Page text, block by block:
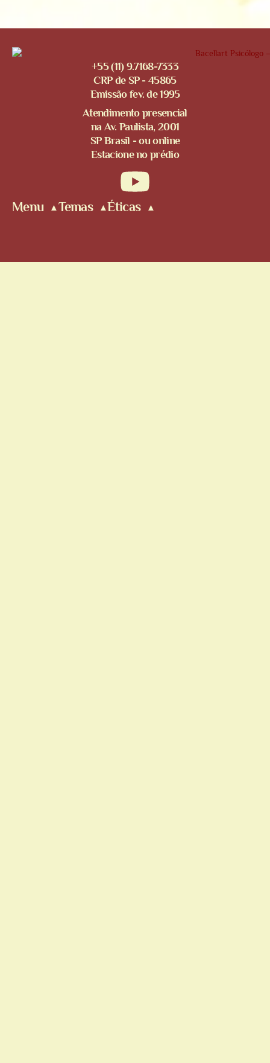
+55 (11) 9.7168-7333
CRP de SP - 45865
Emissão fev. de 1995
Atendimento presencial
na Av. Paulista, 2001
SP Brasil - ou online
Estacione no prédio
Menu Temas Éticas